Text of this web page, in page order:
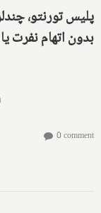
بدون اتهام نفرت
0 comment